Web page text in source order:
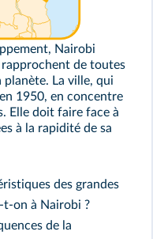
Nairobi
rapprochent de toutes
planète. La ville, qui
1950, en concentre
Elle doit faire face à
à la rapidité de sa
des grandes
t-on à Nairobi ?
de la